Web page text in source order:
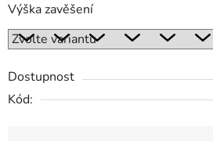
Výška zavěšení
Dostupnost
Kód: